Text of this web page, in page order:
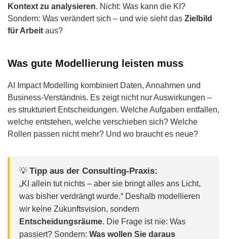
Kontext zu analysieren. Nicht: Was kann die KI?
Sondern: Was verändert sich – und wie sieht das Zielbild
für Arbeit aus?
Was gute Modellierung leisten muss
AI Impact Modelling kombiniert Daten, Annahmen und
Business-Verständnis. Es zeigt nicht nur Auswirkungen –
es strukturiert Entscheidungen. Welche Aufgaben entfallen,
welche entstehen, welche verschieben sich? Welche
Rollen passen nicht mehr? Und wo braucht es neue?
💡Tipp aus der Consulting-Praxis:
„KI allein tut nichts – aber sie bringt alles ans Licht,
was bisher verdrängt wurde.“ Deshalb modellieren
wir keine Zukunftsvision, sondern
Entscheidungsräume. Die Frage ist nie: Was
passiert? Sondern:Was wollen Sie daraus